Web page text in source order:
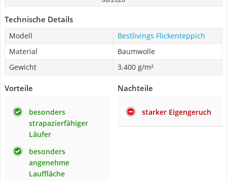
Technische Details
Modell
Bestlivings Flickenteppich
Material
Baumwolle
Gewicht
3.400 g/m²
Vorteile
besonders
strapazierfähiger
Läufer
besonders
angenehme
Lauffläche
Nachteile
starker Eigengeruch